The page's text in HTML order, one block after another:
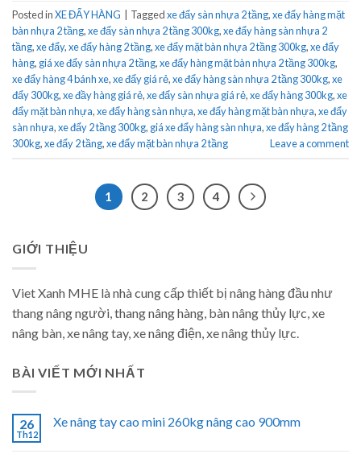
Posted inXE ĐẨY HÀNG Taggedxe đẩy sàn nhựa 2 tầng,xe đẩy hàng mặt
bàn nhựa 2 tầng,xe đẩy sàn nhựa 2 tầng 300kg,xe đẩy hàng sàn nhựa 2
tầng,xe đẩy,xe đẩy hàng 2 tầng,xe đẩy mặt bàn nhựa 2 tầng 300kg,xe đẩy
hàng, giá xe đẩy sàn nhựa 2 tầng,xe đẩy hàng mặt bàn nhựa 2 tầng 300kg,
xe đẩy hàng 4 bánh xe,xe đẩy giá rẻ,xe đẩy hàng sàn nhựa 2 tầng 300kg,xe
đẩy 300kg,xe đầy hàng giá rẻ,xe đẩy sàn nhựa giá rẻ,xe đẩy hàng 300kg,xe
đẩy mặt bàn nhựa,xe đẩy hàng sàn nhựa,xe đẩy hàng mặt bàn nhựa,xe đẩy
sàn nhựa,xe đẩy 2 tầng 300kg, giá xe đẩy hàng sàn nhựa,xe đẩy hàng 2 tầng
300kg,xe đẩy 2 tầng,xe đẩy mặt bàn nhựa 2 tầng Leave a comment
1 2 3 4
GIỚI THIỆU
Viet Xanh MHE là nhà cung cấp thiết bị nâng hàng đầu như
thang nâng người, thang nâng hàng, bàn nâng thủy lực, xe
nâng bàn, xe nâng tay, xe nâng điện, xe nâng thủy lực.
BÀI VIẾT MỚI NHẤT
26
Th12
Xe nâng tay cao mini 260kg nâng cao 900mm